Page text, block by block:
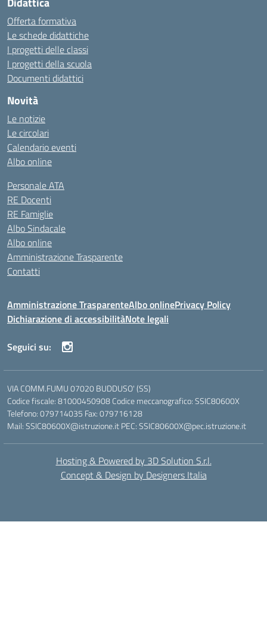
Offerta formativa
Le schede didattiche
I progetti delle classi
I progetti della scuola
Documenti didattici
Novità
Le notizie
Le circolari
Calendario eventi
Albo online
Personale ATA
RE Docenti
RE Famiglie
Albo Sindacale
Albo online
Amministrazione Trasparente
Contatti
Amministrazione TrasparenteAlbo onlinePrivacy Policy
Dichiarazione di accessibilitàNote legali
Seguici su:
VIA COMM.FUMU 07020 BUDDUSO' (SS)
Codice fiscale: 81000450908 Codice meccanografico: SSIC80600X
Telefono: 079714035 Fax: 079716128
Mail: SSIC80600X@istruzione.it PEC: SSIC80600X@pec.istruzione.it
Hosting & Powered by 3D Solution S.r.l.
Concept & Design by Designers Italia